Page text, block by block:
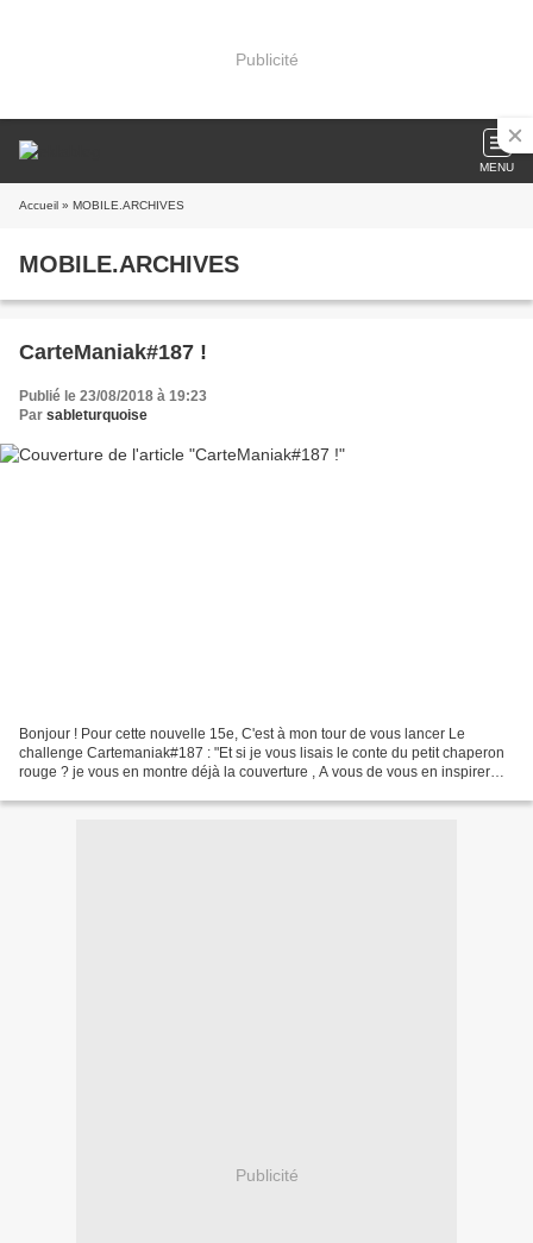
Publicité
MENU
Accueil » MOBILE.ARCHIVES
MOBILE.ARCHIVES
CarteManiak#187 !
Publié le 23/08/2018 à 19:23
Par sableturquoise
Bonjour ! Pour cette nouvelle 15e, C'est à mon tour de vous lancer Le
challenge Cartemaniak#187 : "Et si je vous lisais le conte du petit chaperon
rouge ? je vous en montre déjà la couverture , A vous de vous en inspirer
Publicité